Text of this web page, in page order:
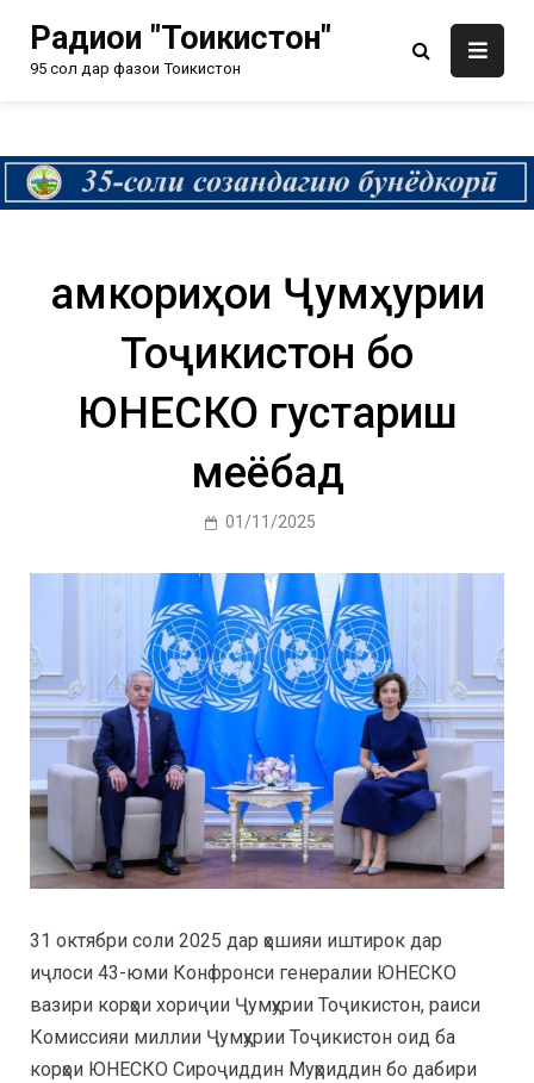
Радиои "Тоҷикистон"
95 сол дар фазои Тоҷикистон
Ҳамкориҳои Ҷумҳурии
Тоҷикистон бо
ЮНЕСКО густариш
меёбад
01/11/2025
31 октябри соли 2025 дар ҳошияи иштирок дар
иҷлоси 43-юми Конфронси генералии ЮНЕСКО
вазири корҳои хориҷии Ҷумҳурии Тоҷикистон, раиси
Комиссияи миллии Ҷумҳурии Тоҷикистон оид ба
корҳои ЮНЕСКО Сироҷиддин Муҳриддин бо дабири